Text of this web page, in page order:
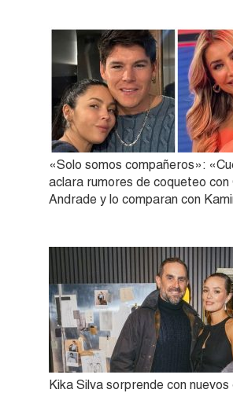
«Solo somos compañeros»:
aclara rumores de coqueteo con
Andrade y lo comparan con
Kika Silva sorprende con